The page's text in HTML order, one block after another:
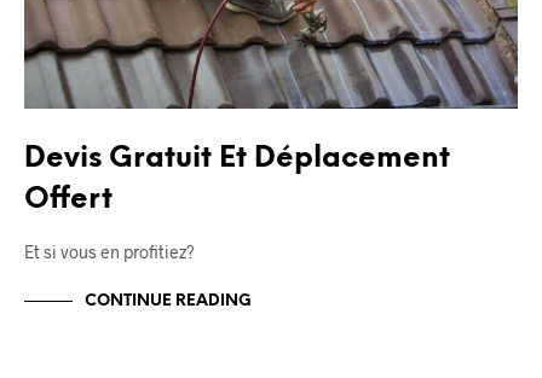
Devis Gratuit Et Déplacement
Offert
Et si vous en profitiez?
CONTINUE READING